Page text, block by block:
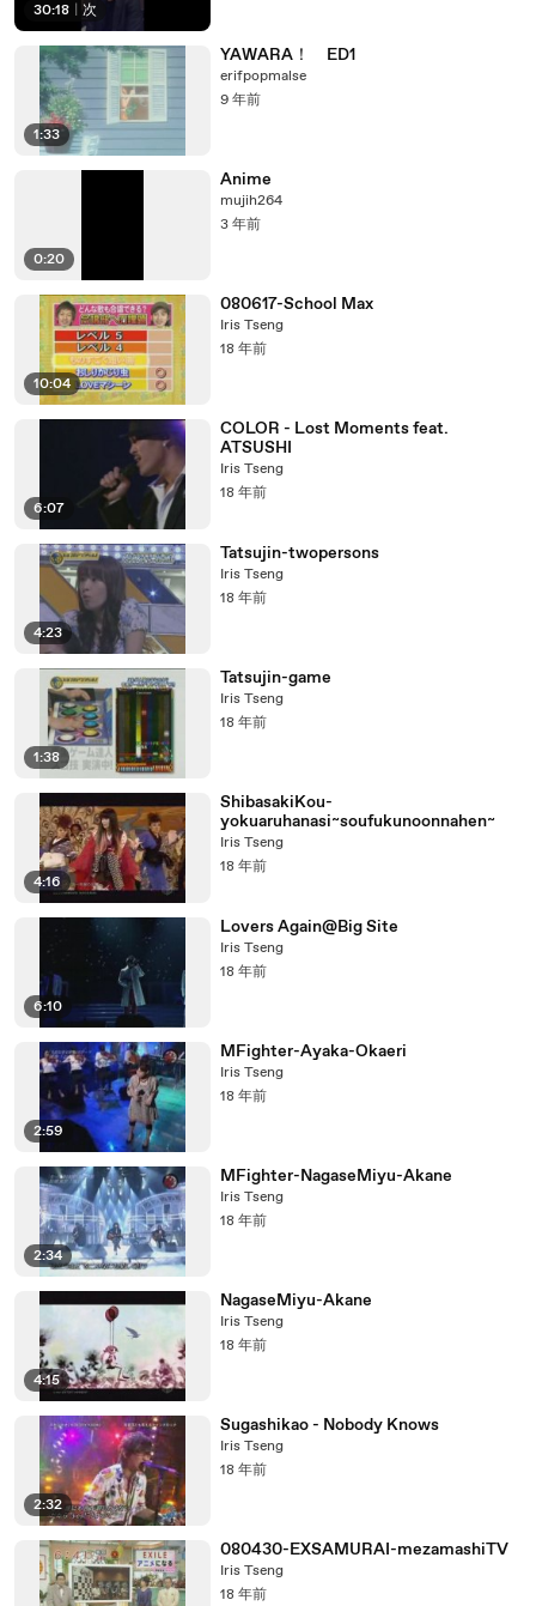
30:18 次
1:33
YAWARA！ ED1
erifpopmalse
9 年前
0:20
Anime
mujih264
3 年前
10:04
080617-School Max
Iris Tseng
18 年前
6:07
COLOR - Lost Moments feat.
ATSUSHI
Iris Tseng
18 年前
4:23
Tatsujin-twopersons
Iris Tseng
18 年前
1:38
Tatsujin-game
Iris Tseng
18 年前
4:16
ShibasakiKou-
yokuaruhanasi~soufukunoonnahen~
Iris Tseng
18 年前
6:10
Lovers Again@Big Site
Iris Tseng
18 年前
2:59
MFighter-Ayaka-Okaeri
Iris Tseng
18 年前
2:34
MFighter-NagaseMiyu-Akane
Iris Tseng
18 年前
4:15
NagaseMiyu-Akane
Iris Tseng
18 年前
2:32
Sugashikao - Nobody Knows
Iris Tseng
18 年前
080430-EXSAMURAI-mezamashiTV
Iris Tseng
18 年前